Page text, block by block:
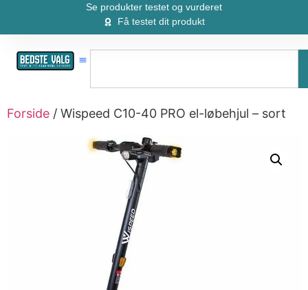
Se produkter testet og vurderet
Få testet dit produkt
Forside / Wispeed C10-40 PRO el-løbehjul – sort